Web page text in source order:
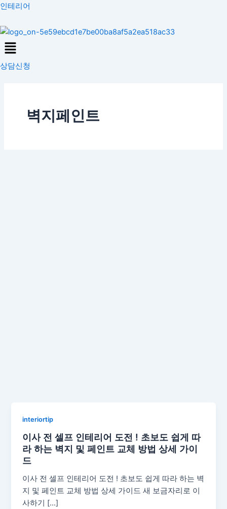
콘
츠
로
건
너
인테리어
Menu
상담신청
벽지페인트
interiortip
이사 전 셀프 인테리어 도전 ! 초보도 쉽게 따
라 하는 벽지 및 페인트 교체 방법 상세 가이
드
이사 전 셀프 인테리어 도전 ! 초보도 쉽게 따라 하는 벽
지 및 페인트 교체 방법 상세 가이드 새 보금자리로 이
사하기 […]